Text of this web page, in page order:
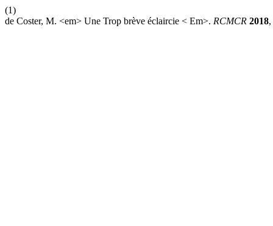
(1)
de Coster, M. <em> Une Trop brève éclaircie < Em>. RCMCR 2018,